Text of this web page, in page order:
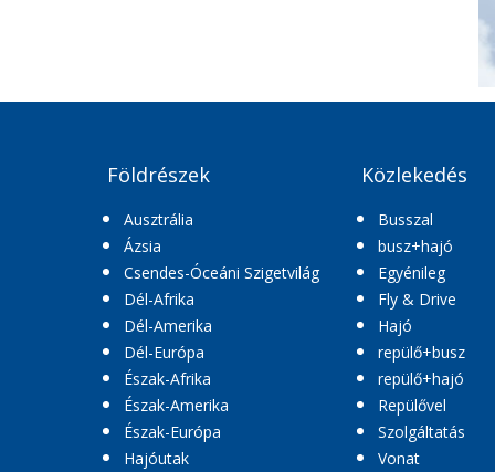
Földrészek
Ausztrália
Ázsia
Csendes-Óceáni Szigetvilág
Dél-Afrika
Dél-Amerika
Dél-Európa
Észak-Afrika
Észak-Amerika
Észak-Európa
Hajóutak
Közlekedés
Busszal
busz+hajó
Egyénileg
Fly & Drive
Hajó
repülő+busz
repülő+hajó
Repülővel
Szolgáltatás
Vonat